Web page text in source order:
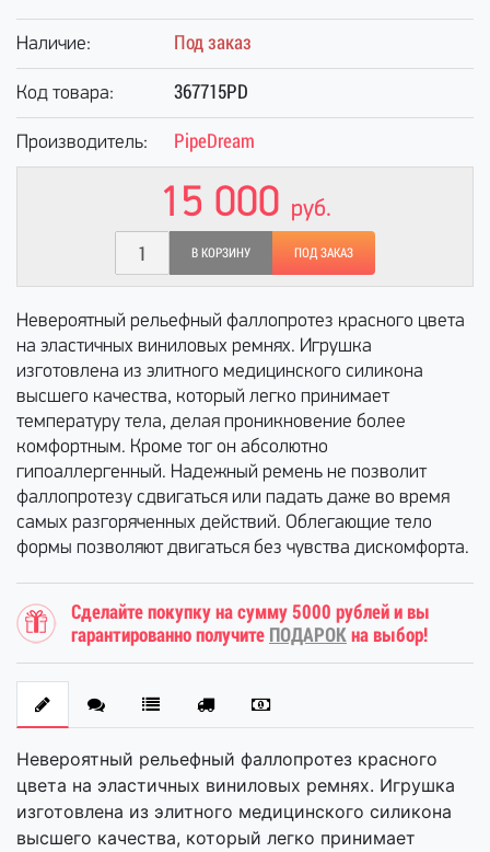
Наличие: Под заказ
Код товара: 367715PD
Производитель: PipeDream
15 000 руб.
В КОРЗИНУ ПОД ЗАКАЗ
Невероятный рельефный фаллопротез красного цвета
на эластичных виниловых ремнях. Игрушка
изготовлена из элитного медицинского силикона
высшего качества, который легко принимает
температуру тела, делая проникновение более
комфортным. Кроме тог он абсолютно
гипоаллергенный. Надежный ремень не позволит
фаллопротезу сдвигаться или падать даже во время
самых разгоряченных действий. Облегающие тело
формы позволяют двигаться без чувства дискомфорта.
Сделайте покупку на сумму 5000 рублей и вы
гарантированно получите ПОДАРОК на выбор!
Невероятный рельефный фаллопротез красного
цвета на эластичных виниловых ремнях. Игрушка
изготовлена из элитного медицинского силикона
высшего качества, который легко принимает